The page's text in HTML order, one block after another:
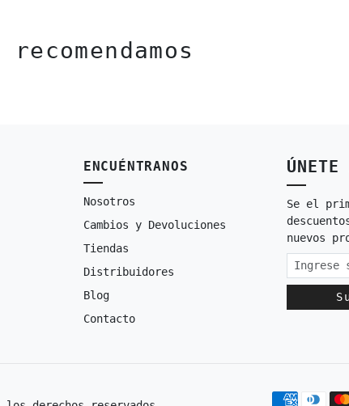
ENCUÉNTRANOS
Nosotros
Cambios y Devoluciones
Tiendas
Distribuidores
Blog
Contacto
Se el
nuevos
Métodos de